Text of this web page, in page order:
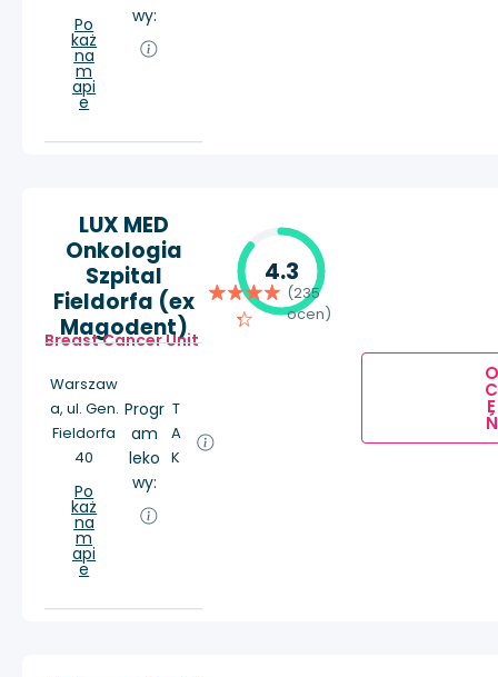
Po
każ
na
m
api
e
wy:
LUX MED
Onkologia
Szpital
Fieldorfa (ex
Magodent)
Breast Cancer Unit
Warszaw
a, ul. Gen.
Fieldorfa
40
Po
każ
na
m
api
e
Progr
am
leko
wy:
T
A
K
4.3
(235
ocen)
O
C
E
Ń